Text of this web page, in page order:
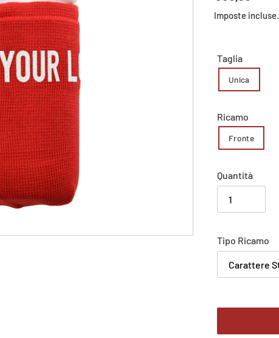
di
Imposte incluse.
Taglia
Unica
Ricamo
Fronte
Quantità
Tipo Ricamo
Carica
il
tuo
(massimo